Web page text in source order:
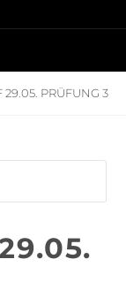
PRÜFUNG 3